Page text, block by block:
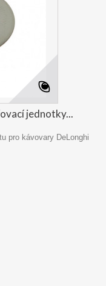
jednotky...
pro kávovary DeLonghi